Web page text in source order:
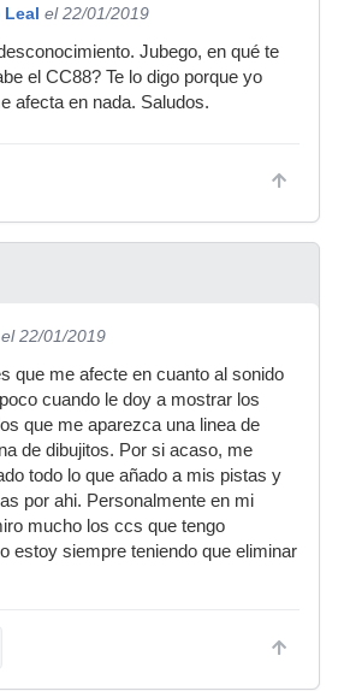
el 22/01/2019
Jubego, en qué te
el CC88? Te lo digo porque yo
afecta en nada. Saludos.
el 22/01/2019
que me afecte en cuanto al sonido
cuando le doy a mostrar los
que me aparezca una linea de
de dibujitos. Por si acaso, me
todo lo que añado a mis pistas y
por ahi. Personalmente en mi
mucho los ccs que tengo
estoy siempre teniendo que eliminar